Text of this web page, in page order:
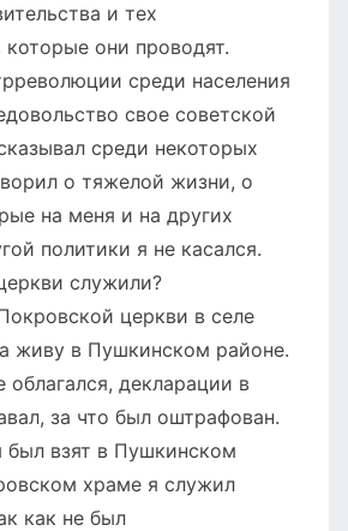
и тех
они проводят.
среди населения
свое советской
среди некоторых
о тяжелой жизни, о
на меня и на других
политики я не касался.
служили?
церкви в селе
живу в Пушкинском районе.
облагался, декларации в
за что был оштрафован.
взят в Пушкинском
храме я служил
как не был